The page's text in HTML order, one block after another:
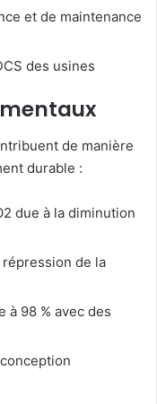
et de maintenance
des usines
de manière
durable :
due à la diminution
de la
à 98 % avec des